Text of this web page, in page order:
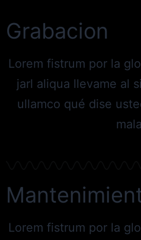
Grabacion
Lorem fistrum por la
jarl aliqua llevame al
ullamco qué dise
Lorem fistrum por la